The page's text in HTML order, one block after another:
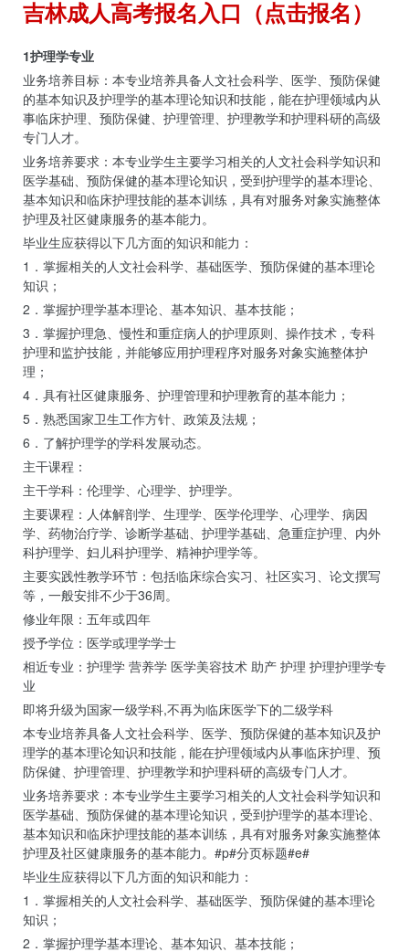
吉林成人高考报名入口（点击报名）
1护理学专业
业务培养目标：本专业培养具备人文社会科学、医学、预防保健
的基本知识及护理学的基本理论知识和技能，能在护理领域内从
事临床护理、预防保健、护理管理、护理教学和护理科研的高级
专门人才。
业务培养要求：本专业学生主要学习相关的人文社会科学知识和
医学基础、预防保健的基本理论知识，受到护理学的基本理论、
基本知识和临床护理技能的基本训练，具有对服务对象实施整体
护理及社区健康服务的基本能力。
毕业生应获得以下几方面的知识和能力：
1．掌握相关的人文社会科学、基础医学、预防保健的基本理论
知识；
2．掌握护理学基本理论、基本知识、基本技能；
3．掌握护理急、慢性和重症病人的护理原则、操作技术，专科
护理和监护技能，并能够应用护理程序对服务对象实施整体护
理；
4．具有社区健康服务、护理管理和护理教育的基本能力；
5．熟悉国家卫生工作方针、政策及法规；
6．了解护理学的学科发展动态。
主干课程：
主干学科：伦理学、心理学、护理学。
主要课程：人体解剖学、生理学、医学伦理学、心理学、病因
学、药物治疗学、诊断学基础、护理学基础、急重症护理、内外
科护理学、妇儿科护理学、精神护理学等。
主要实践性教学环节：包括临床综合实习、社区实习、论文撰写
等，一般安排不少于36周。
修业年限：五年或四年
授予学位：医学或理学学士
相近专业：护理学 营养学 医学美容技术 助产 护理 护理护理学专
业
即将升级为国家一级学科,不再为临床医学下的二级学科
本专业培养具备人文社会科学、医学、预防保健的基本知识及护
理学的基本理论知识和技能，能在护理领域内从事临床护理、预
防保健、护理管理、护理教学和护理科研的高级专门人才。
业务培养要求：本专业学生主要学习相关的人文社会科学知识和
医学基础、预防保健的基本理论知识，受到护理学的基本理论、
基本知识和临床护理技能的基本训练，具有对服务对象实施整体
护理及社区健康服务的基本能力。#p#分页标题#e#
毕业生应获得以下几方面的知识和能力：
1．掌握相关的人文社会科学、基础医学、预防保健的基本理论
知识；
2．掌握护理学基本理论、基本知识、基本技能；